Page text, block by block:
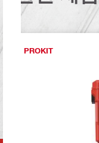
PROKIT